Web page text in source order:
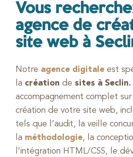
Vous
agence de
site web à
Notre agence digitale est
la création de sites à Seclin.
accompagnement complet
création de votre site web,
tels que l’audit, la veille
la méthodologie, la
l’intégration HTML/CSS, le